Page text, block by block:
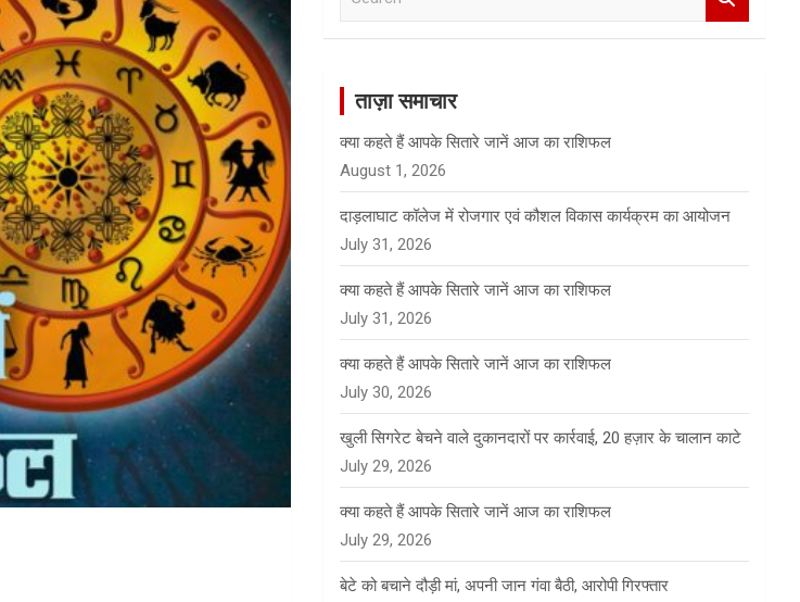
ताज़ा समाचार
क्या कहते हैं आपके सितारे जानें आज का राशिफल
August 1, 2026
दाड़लाघाट कॉलेज में रोजगार एवं कौशल विकास कार्यक्रम का आयोजन
July 31, 2026
क्या कहते हैं आपके सितारे जानें आज का राशिफल
July 31, 2026
क्या कहते हैं आपके सितारे जानें आज का राशिफल
July 30, 2026
खुली सिगरेट बेचने वाले दुकानदारों पर कार्रवाई, 20 हज़ार के चालान काटे
July 29, 2026
क्या कहते हैं आपके सितारे जानें आज का राशिफल
July 29, 2026
बेटे को बचाने दौड़ी मां, अपनी जान गंवा बैठी, आरोपी गिरफ्तार